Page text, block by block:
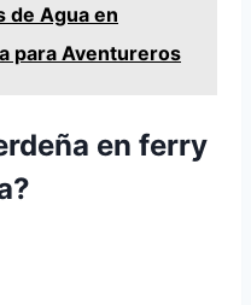
de Agua en
para Aventureros
en ferry